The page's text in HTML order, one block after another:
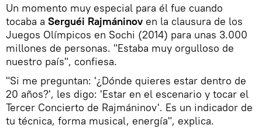
Un momento muy especial para él fue cuando
tocaba a Serguéi Rajmáninov en la clausura de los
Juegos Olímpicos en Sochi (2014) para unas 3.000
millones de personas. "Estaba muy orgulloso de
nuestro país", confiesa.
"Si me preguntan: '¿Dónde quieres estar dentro de
20 años?', les digo: 'Estar en el escenario y tocar el
Tercer Concierto de Rajmáninov'. Es un indicador de
tu técnica, forma musical, energía", explica.